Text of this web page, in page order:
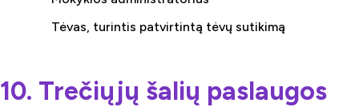
Tėvas, turintis patvirtintą tėvų sutikimą
10. Trečiųjų šalių paslaugos